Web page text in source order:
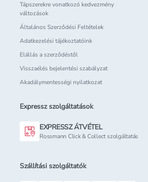
Tápszerekre vonatkozó kedvezmény
változások
Általános Szerződési Feltételek
Adatkezelési tájékoztatóink
Elállás a szerződéstől
Visszaélés bejelentési szabályzat
Akadálymentességi nyilatkozat
Expressz szolgáltatások
EXPRESSZ ÁTVÉTEL
Rossmann Click & Collect szolgáltatás
Szállítási szolgáltatók